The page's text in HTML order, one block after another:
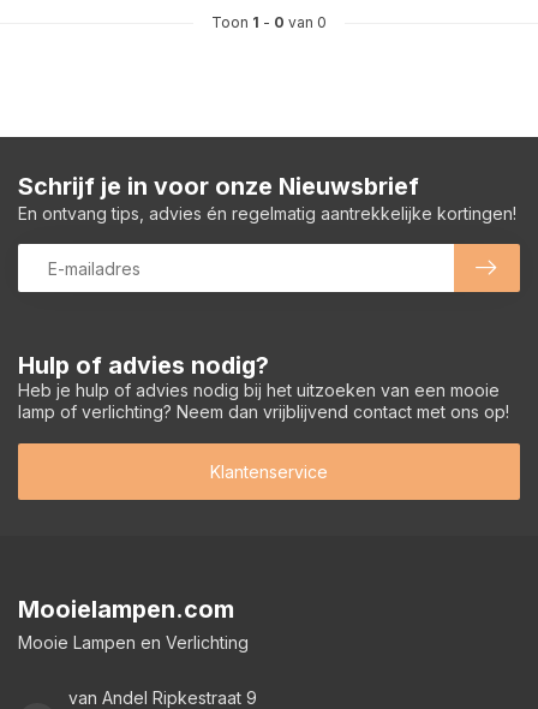
Toon 1 - 0 van 0
Hulp of advies nodig?
Heb je hulp of advies nodig bij het uitzoeken van een mooie
lamp of verlichting? Neem dan vrijblijvend contact met ons op!
Klantenservice
Schrijf je in voor onze Nieuwsbrief
En ontvang tips, advies én regelmatig aantrekkelijke kortingen!
Mooielampen.com
Mooie Lampen en Verlichting
van Andel Ripkestraat 9